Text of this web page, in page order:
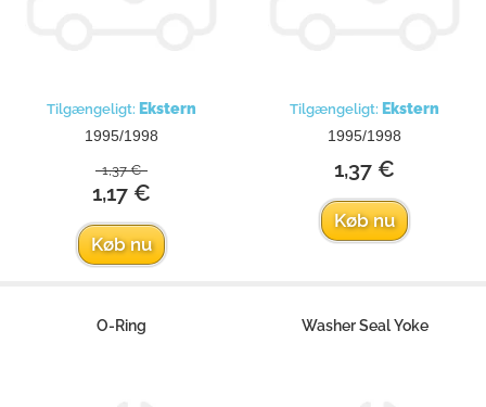
Tilgængeligt: Ekstern
1995/1998
1,37 €
1,17 €
Køb nu
Tilgængeligt: Ekstern
1995/1998
1,37 €
Køb nu
O-Ring Washer Seal Yoke